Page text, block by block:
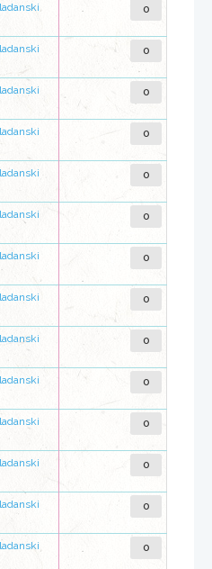
0
0
0
0
0
0
0
0
0
0
0
0
0
0